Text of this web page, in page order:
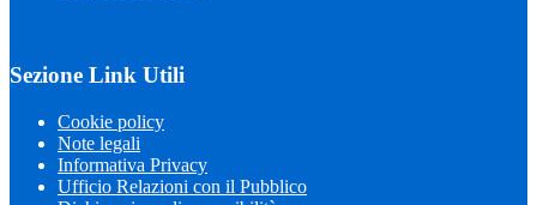
Sezione Link Utili
Cookie policy
Note legali
Informativa Privacy
Ufficio Relazioni con il Pubblico